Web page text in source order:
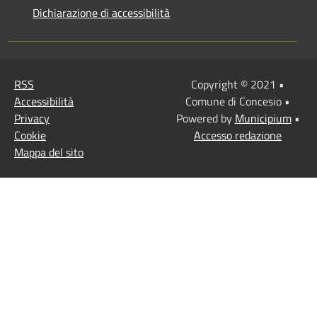
Dichiarazione di accessibilità
RSS
Accessibilità
Privacy
Cookie
Mappa del sito
Copyright © 2021 •
Comune di Concesio •
Powered by Municipium•
Accesso redazione